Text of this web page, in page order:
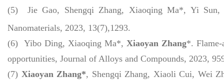
(5) Jie Gao, Shengqi Zhang, Xiaoqing Ma*, Yi
Nanomaterials, 2023, 13(7),1293.
(6) Yibo Ding, Xiaoqing Ma*, Xiaoyan Zhang*. Flame-
opportunities, Journal of Alloys and Compounds, 2023,
(7) Xiaoyan Zhang*, Shengqi Zhang, Xiaoli Cui, Wei